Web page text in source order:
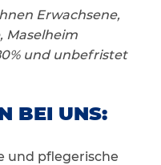
Erwachsene,
Maselheim
und unbefristet
BEI UNS:
und pflegerische